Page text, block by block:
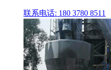
联系电话: 180 3780 8511